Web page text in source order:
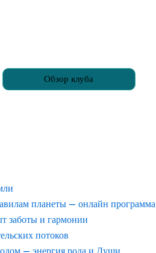
Обзор клуба
планеты — онлайн программа
заботы и гармонии
потоков